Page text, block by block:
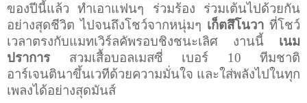
ของปีนี้แล้ว ทำเอาแฟนๆ ร่วมร้อง ร่วมเต้นไปด้วยกัน
อย่างสุดชีวิต ไปจนถึงโชว์จากหนุ่มๆ เก็ตสึโนวา ที่โชว์
เวลาตรงกับแมทเวิร์ลคัพรอบชิงชนะเลิศ งานนี้ เนม
ปราการ สวมเสื้อบอลเมสซี่ เบอร์ 10 ทีมชาติ
อาร์เจนตินาขึ้นเวทีด้วยความมั่นใจ และใส่พลังไปในทุก
เพลงได้อย่างสุดมันส์